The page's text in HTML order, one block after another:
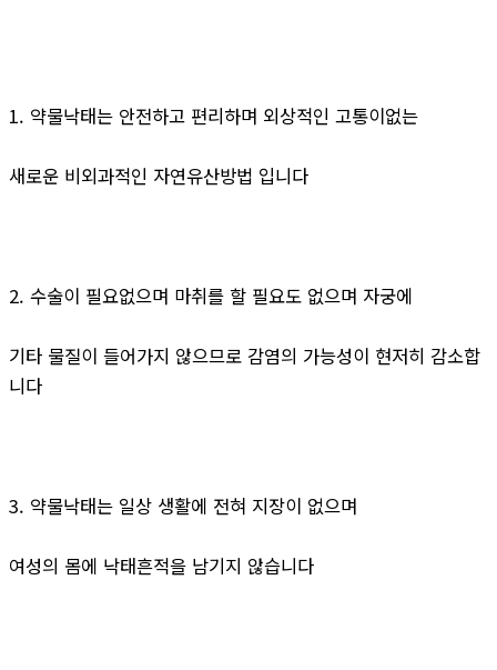
1. 약물낙태는 안전하고 편리하며 외상적인 고통이없는
새로운 비외과적인 자연유산방법 입니다
2. 수술이 필요없으며 마취를 할 필요도 없으며 자궁에
기타 물질이 들어가지 않으므로 감염의 가능성이 현저히 감소합
니다
3. 약물낙태는 일상 생활에 전혀 지장이 없으며
여성의 몸에 낙태흔적을 남기지 않습니다